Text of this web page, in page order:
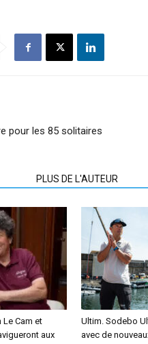
pour les 85 solitaires
PLUS DE L'AUTEUR
Le Cam et
aux
Ultim. Sodebo
avec de